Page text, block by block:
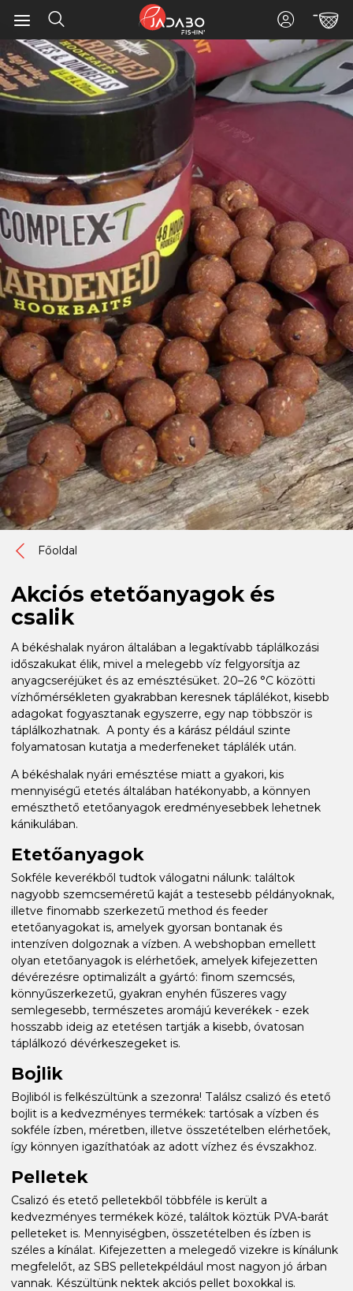
Főoldal
Akciós etetőanyagok és
csalik
A békéshalak nyáron általában a legaktívabb táplálkozási
időszakukat élik, mivel a melegebb víz felgyorsítja az
anyagcseréjüket és az emésztésüket. 20–26 °C közötti
vízhőmérsékleten gyakrabban keresnek táplálékot, kisebb
adagokat fogyasztanak egyszerre, egy nap többször is
táplálkozhatnak. A ponty és a kárász például szinte
folyamatosan kutatja a mederfeneket táplálék után.
A békéshalak nyári emésztése miatt a gyakori, kis
mennyiségű etetés általában hatékonyabb, a könnyen
emészthető etetőanyagok eredményesebbek lehetnek
kánikulában.
Etetőanyagok
Sokféle keverékből tudtok válogatni nálunk: találtok
nagyobb szemcseméretű kaját a testesebb példányoknak,
illetve finomabb szerkezetű method és feeder
etetőanyagokat is, amelyek gyorsan bontanak és
intenzíven dolgoznak a vízben. A webshopban emellett
olyan etetőanyagok is elérhetőek, amelyek kifejezetten
dévérezésre optimalizált a gyártó: finom szemcsés,
könnyűszerkezetű, gyakran enyhén fűszeres vagy
semlegesebb, természetes aromájú keverékek - ezek
hosszabb ideig az etetésen tartják a kisebb, óvatosan
táplálkozó dévérkeszegeket is.
Bojlik
Bojliból is felkészültünk a szezonra! Találsz csalizó és etető
bojlit is a kedvezményes termékek: tartósak a vízben és
sokféle ízben, méretben, illetve összetételben elérhetőek,
így könnyen igazíthatóak az adott vízhez és évszakhoz.
Pelletek
Csalizó és etető pelletekből többféle is került a
kedvezményes termékek közé, találtok köztük PVA-barát
pelleteket is. Mennyiségben, összetételben és ízben is
széles a kínálat. Kifejezetten a melegedő vizekre is kínálunk
megfelelőt, az SBS pelletekpéldául most nagyon jó árban
vannak. Készültünk nektek akciós pellet boxokkal is.